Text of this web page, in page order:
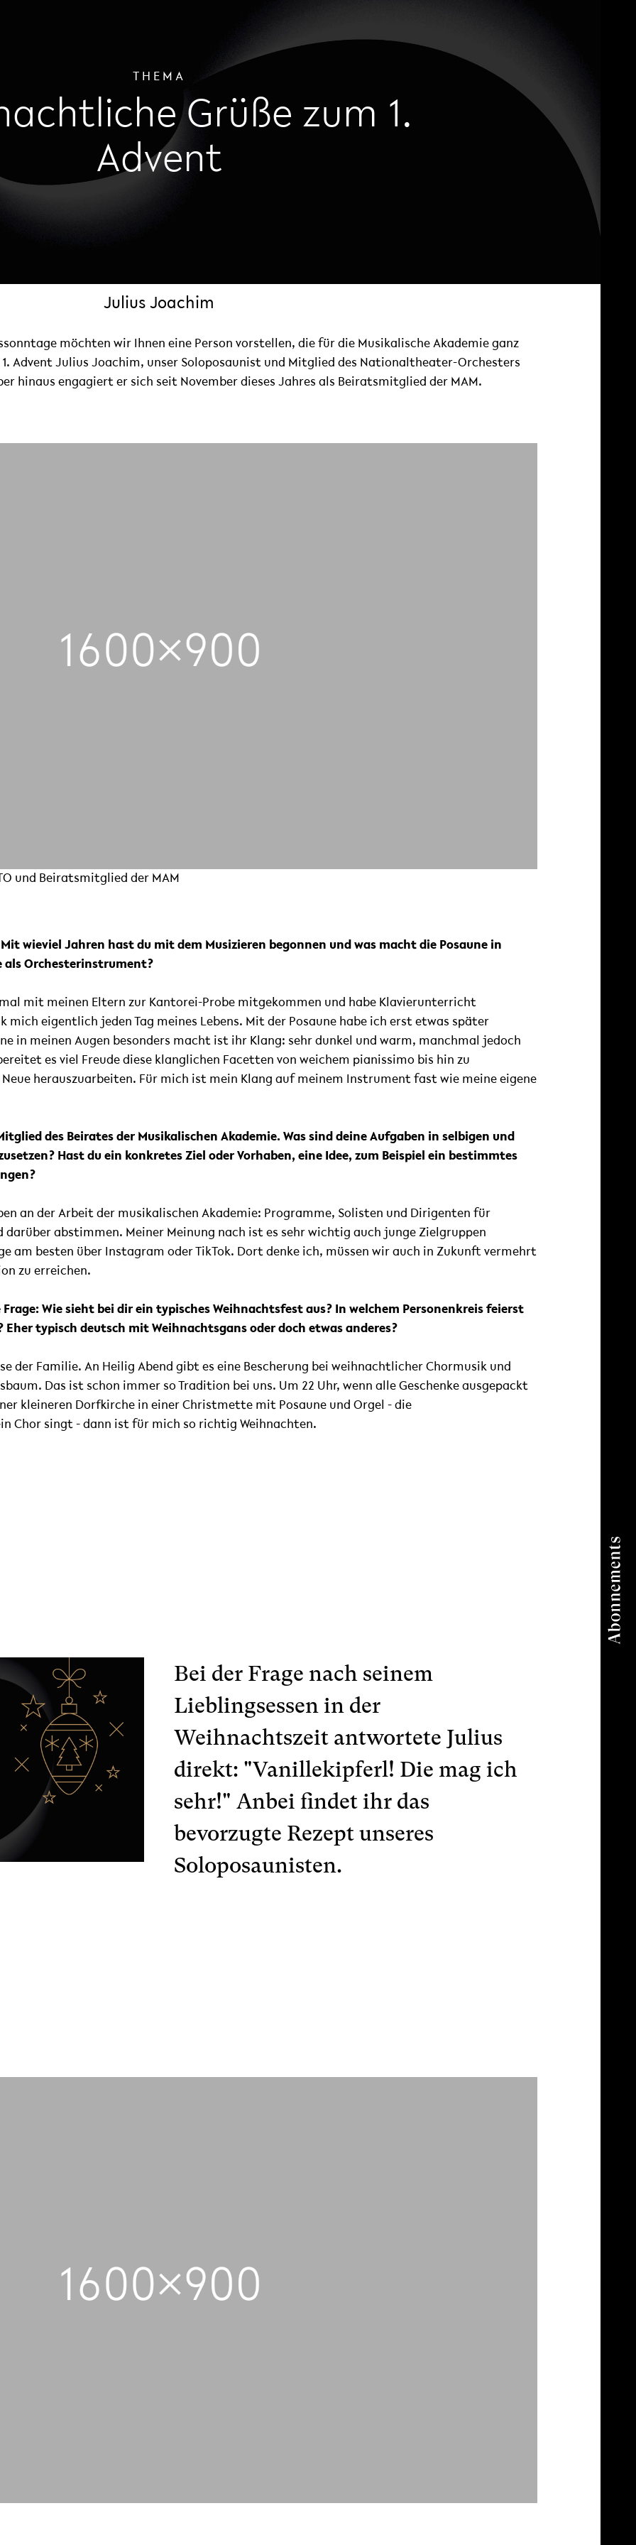
THEMA
Grüße zum 1.
Advent
Julius Joachim
möchten wir Ihnen eine Person vorstellen, die für die Musikalische Akademie ganz
Advent Julius Joachim, unser Soloposaunist und Mitglied des Nationaltheater-Orchesters
hinaus engagiert er sich seit November dieses Jahres als Beiratsmitglied der MAM.
und Beiratsmitglied der MAM
wieviel Jahren hast du mit dem Musizieren begonnen und was macht die Posaune in
als Orchesterinstrument?
mit meinen Eltern zur Kantorei-Probe mitgekommen und habe Klavierunterricht
eigentlich jeden Tag meines Lebens. Mit der Posaune habe ich erst etwas später
in meinen Augen besonders macht ist ihr Klang: sehr dunkel und warm, manchmal jedoch
es viel Freude diese klanglichen Facetten von weichem pianissimo bis hin zu
herauszuarbeiten. Für mich ist mein Klang auf meinem Instrument fast wie meine eigene
des Beirates der Musikalischen Akademie. Was sind deine Aufgaben in selbigen und
Hast du ein konkretes Ziel oder Vorhaben, eine Idee, zum Beispiel ein bestimmtes
an der Arbeit der musikalischen Akademie: Programme, Solisten und Dirigenten für
darüber abstimmen. Meiner Meinung nach ist es sehr wichtig auch junge Zielgruppen
am besten über Instagram oder TikTok. Dort denke ich, müssen wir auch in Zukunft vermehrt
zu erreichen.
Wie sieht bei dir ein typisches Weihnachtsfest aus? In welchem Personenkreis feierst
typisch deutsch mit Weihnachtsgans oder doch etwas anderes?
der Familie. An Heilig Abend gibt es eine Bescherung bei weihnachtlicher Chormusik und
Das ist schon immer so Tradition bei uns. Um 22 Uhr, wenn alle Geschenke ausgepackt
kleineren Dorfkirche in einer Christmette mit Posaune und Orgel - die
Chor singt - dann ist für mich so richtig Weihnachten.
Bei der Frage nach seinem
Lieblingsessen in der
Weihnachtszeit antwortete Julius
direkt: "Vanillekipferl! Die mag ich
sehr!" Anbei findet ihr das
bevorzugte Rezept unseres
Soloposaunisten.